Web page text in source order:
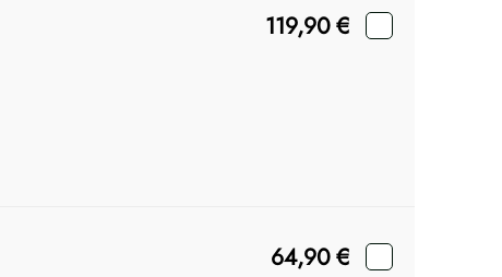
119,90€
64,90€